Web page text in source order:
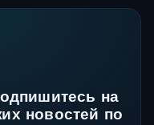
на
новостей по